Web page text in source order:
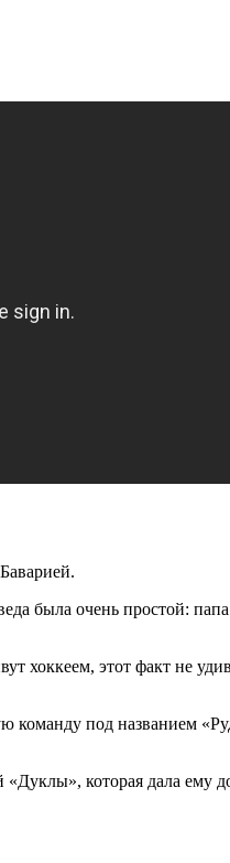
была очень простой:
хоккеем, этот факт не
команду под названием
которая дала ему